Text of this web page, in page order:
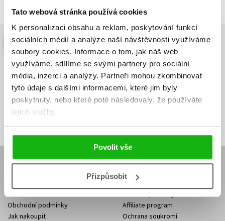
Tato webová stránka používá cookies
K personalizaci obsahu a reklam, poskytování funkcí
sociálních médií a analýze naší návštěvnosti využíváme
soubory cookies. Informace o tom, jak náš web
využíváme, sdílíme se svými partnery pro sociální
média, inzerci a analýzy. Partneři mohou zkombinovat
tyto údaje s dalšími informacemi, které jim byly
poskytnuty, nebo které poté následovaly, že používáte
jejich služby.
Povolit vše
Přizpůsobit
Budete to vědět jako první!
Zajímá Vás, jaký knižní hit právě vychází, na jaké zboží je výhodná
sleva, jaká běží soutěž o ceny? Přihlášením k odběru našich e-
mailových novineksouhlasíte se zpracováním osobních údajů
Vaše e-
mailová
Vaše e-
mailová
Vaše e-mailová adresa
E-SHOP
Obchodní podmínky
Jak nakoupit
Knižní novinky
Affiliate program
Ochrana soukromí